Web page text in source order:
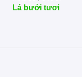
Lá bưởi tươi